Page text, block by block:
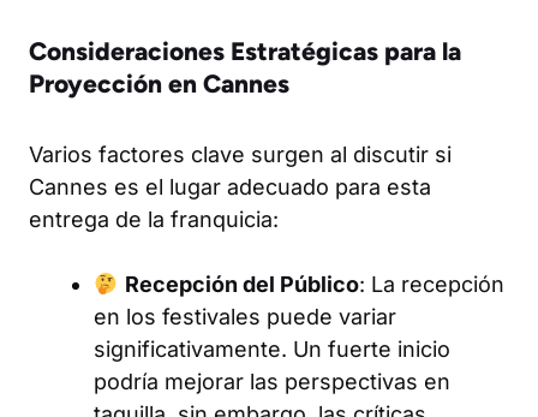
Consideraciones Estratégicas para la
Proyección en Cannes
Varios factores clave surgen al discutir si
Cannes es el lugar adecuado para esta
entrega de la franquicia:
Recepción del Público: La recepción
en los festivales puede variar
significativamente. Un fuerte inicio
podría mejorar las perspectivas en